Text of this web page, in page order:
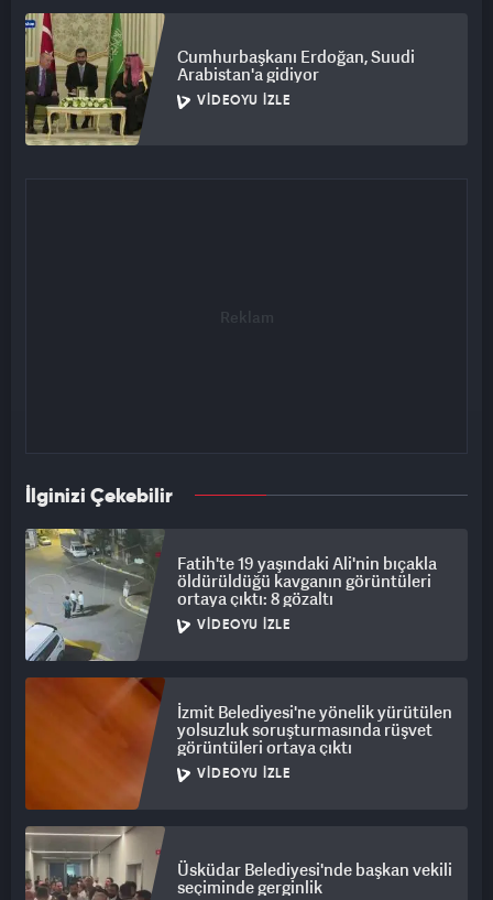
Cumhurbaşkanı Erdoğan, Suudi
Arabistan'a gidiyor
VIDEOYU İZLE
İlginizi Çekebilir
Fatih'te 19 yaşındaki Ali'nin bıçakla
öldürüldüğü kavganın görüntüleri
ortaya çıktı: 8 gözaltı
VIDEOYU İZLE
İzmit Belediyesi'ne yönelik yürütülen
yolsuzluk soruşturmasında rüşvet
görüntüleri ortaya çıktı
VIDEOYU İZLE
Üsküdar Belediyesi'nde başkan vekili
seçiminde gerginlik